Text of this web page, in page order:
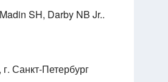
SH, Darby NB Jr..
Санкт-Петербург